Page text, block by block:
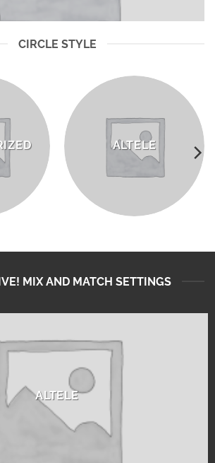
CIRCLE STYLE
ALTELE
MIX AND MATCH SETTINGS
ALTELE